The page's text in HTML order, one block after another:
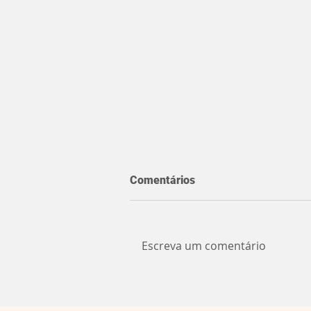
Comentários
Escreva um comentário